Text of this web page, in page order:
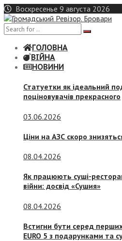
Skip
to
content
Воскресенье 9 августа 2026
ГОЛОВНА
ВІЙНА
НОВИНИ
Статуетки як ідеальний
поціновувачів прекрасного
03.06.2026
Ціни на АЗС скоро
08.04.2026
Як працюють суші-
війни: досвід «Сушия»
08.04.2026
Встигни бути серед
EURO 5 з подарунками та